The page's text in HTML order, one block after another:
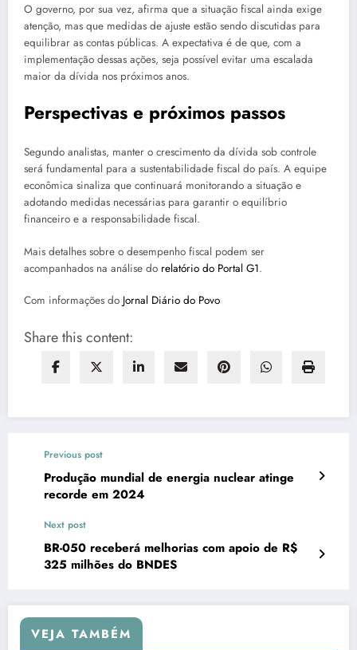
O governo, por sua vez, afirma que a situação fiscal ainda exige
atenção, mas que medidas de ajuste estão sendo discutidas para
equilibrar as contas públicas. A expectativa é de que, com a
implementação dessas ações, seja possível evitar uma escalada
maior da dívida nos próximos anos.
Perspectivas e próximos passos
Segundo analistas, manter o crescimento da dívida sob controle
será fundamental para a sustentabilidade fiscal do país. A equipe
econômica sinaliza que continuará monitorando a situação e
adotando medidas necessárias para garantir o equilíbrio
financeiro e a responsabilidade fiscal.
Mais detalhes sobre o desempenho fiscal podem ser
acompanhados na análise do relatório do Portal G1.
Com informações do Jornal Diário do Povo
Share this content:
Previous post
Produção mundial de energia nuclear atinge
recorde em 2024
Next post
BR-050 receberá melhorias com apoio de R$
325 milhões do BNDES
VEJA TAMBÉM